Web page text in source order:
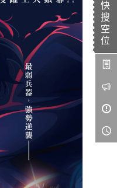
快
搜
空
位
UNICORN